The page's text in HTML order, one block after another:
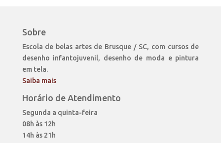
Sobre
Escola de belas artes de Brusque / SC, com cursos de
desenho infantojuvenil, desenho de moda e pintura
em tela.
Saiba mais
Horário de Atendimento
Segunda a quinta-feira
08h às 12h
14h às 21h